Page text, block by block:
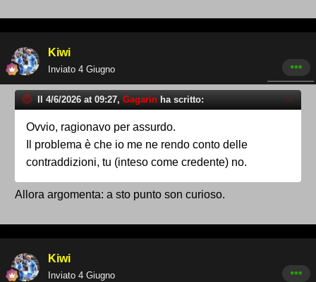
Kiwi
Inviato 4 Giugno
Il 4/6/2026 at 09:27, Gagarin ha scritto:
Ovvio, ragionavo per assurdo.
Il problema è che io me ne rendo conto delle
contraddizioni, tu (inteso come credente) no.
Allora argomenta: a sto punto son curioso.
Kiwi
Inviato 4 Giugno